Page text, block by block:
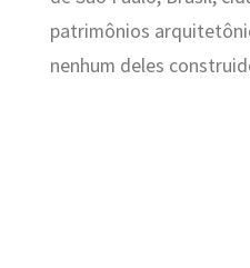
patrimônios
nenhum deles